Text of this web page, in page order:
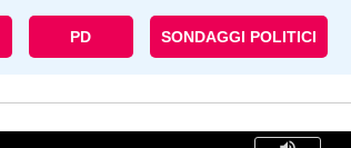
PD SONDAGGI POLITICI